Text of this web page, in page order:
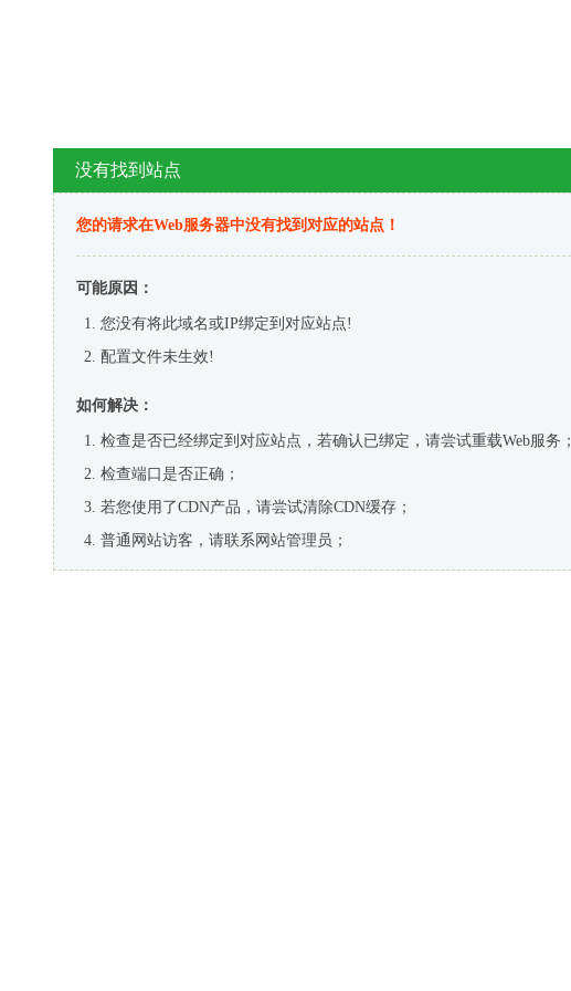
没有找到站点
您的请求在Web服务器中没有找到对应的站点！
可能原因：
您没有将此域名或IP绑定到对应站点!
配置文件未生效!
如何解决：
检查是否已经绑定到对应站点，若确认已绑定，请尝试重载Web服务；
检查端口是否正确；
若您使用了CDN产品，请尝试清除CDN缓存；
普通网站访客，请联系网站管理员；